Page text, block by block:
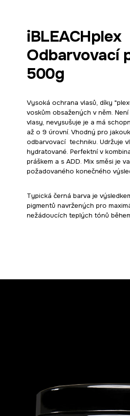
iBLEACHplex
Odbarvovací
500g
Vysoká ochrana vlasů, díky
voskům obsažených v něm.
vlasy, nevysušuje je a má
až o 9 úrovní. Vhodný pro
odbarvovací techniku. Udržuje
hydratované. Perfektní v
práškem a s ADD. Mix směsi je
požadovaného konečného
Typická černá barva je
pigmentů navržených pro
nežádoucích teplých tónů